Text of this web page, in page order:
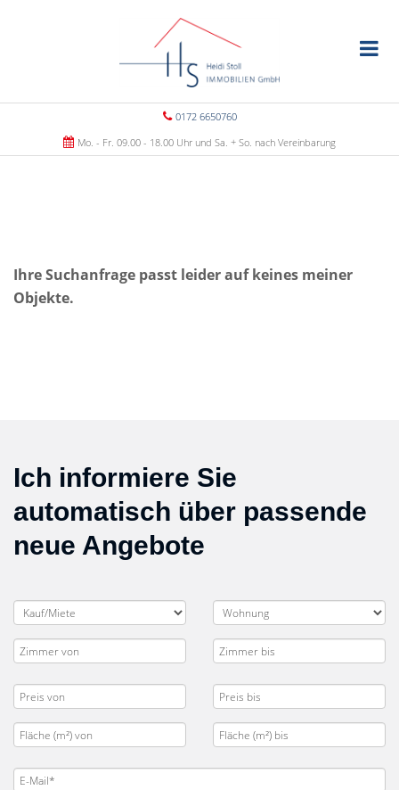
0172 6650760
Mo. - Fr. 09.00 - 18.00 Uhr und Sa. + So. nach Vereinbarung
Ihre Suchanfrage passt leider auf keines meiner
Objekte.
Ich informiere Sie
automatisch über passende
neue Angebote